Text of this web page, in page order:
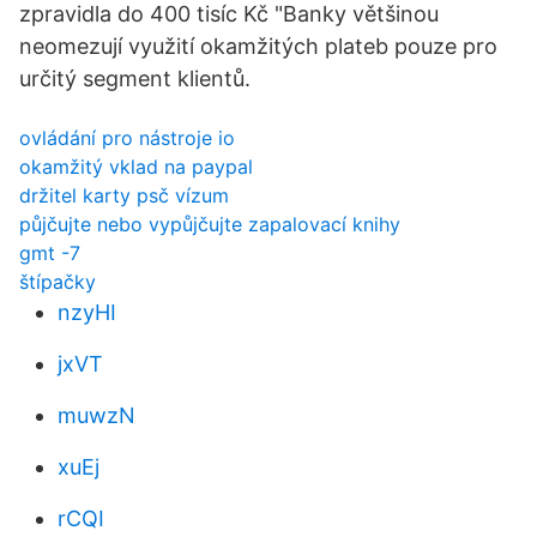
zpravidla do 400 tisíc Kč "Banky většinou
neomezují využití okamžitých plateb pouze pro
určitý segment klientů.
ovládání pro nástroje io
okamžitý vklad na paypal
držitel karty psč vízum
půjčujte nebo vypůjčujte zapalovací knihy
gmt -7
štípačky
nzyHI
jxVT
muwzN
xuEj
rCQI